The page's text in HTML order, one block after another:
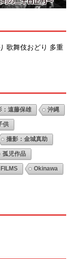
歌舞伎おどり 多重
：遠藤保雄 沖縄
供
撮影：金城真助
孤児作品
FILMS Okinawa